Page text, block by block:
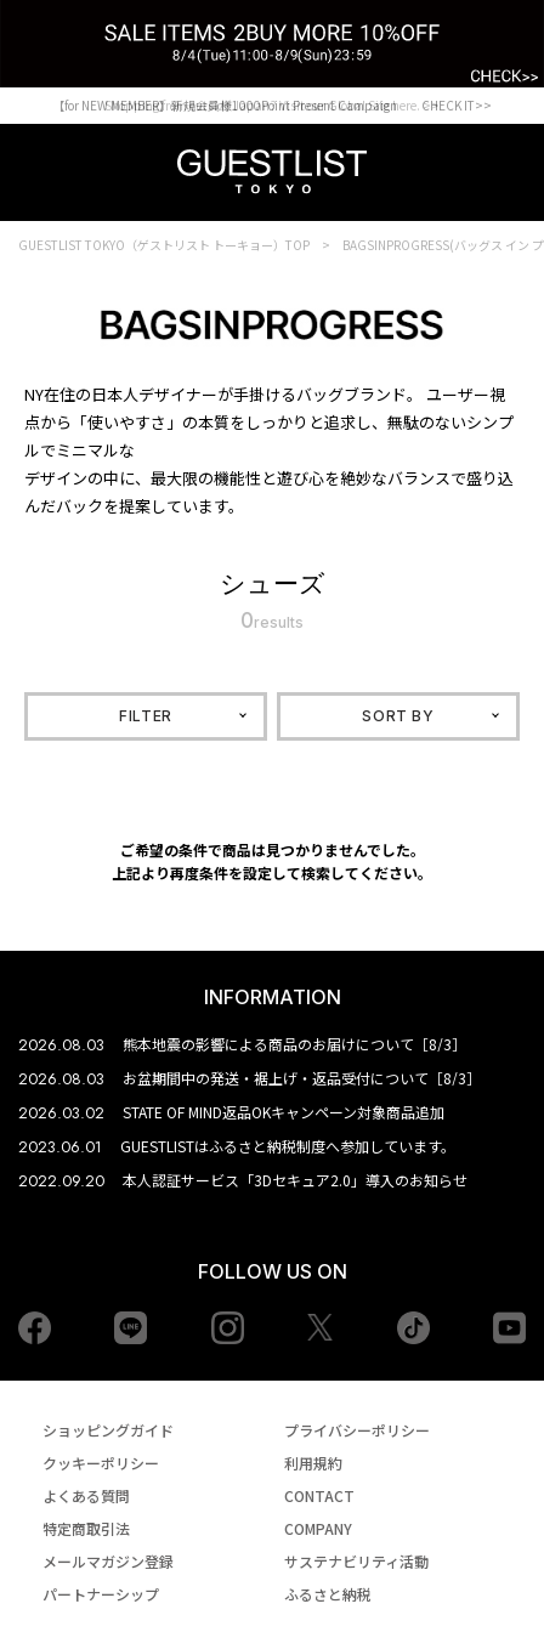
Shopping from outside Japan? Visit our Global Site here. >>
【for NEW MEMBER】新規会員様1000Point Present Campaign CHECK IT>>
GUESTLIST TOKYO（ゲストリスト トーキョー）TOP BAGSINPROGRESS(バッグス イン
NY在住の日本人デザイナーが手掛けるバッグブランド。 ユーザー視
点から「使いやすさ」の本質をしっかりと追求し、無駄のないシンプ
ルでミニマルな
デザインの中に、最大限の機能性と遊び心を絶妙なバランスで盛り込
んだバックを提案しています。
シューズ
0results
FILTER SORT BY
ご希望の条件で商品は見つかりませんでした。
上記より再度条件を設定して検索してください。
INFORMATION
2026.08.03 熊本地震の影響による商品のお届けについて［8/3］
2026.08.03 お盆期間中の発送・裾上げ・返品受付について［8/3］
2026.03.02 STATE OF MIND返品OKキャンペーン対象商品追加
2023.06.01 GUESTLISTはふるさと納税制度へ参加しています。
2022.09.20 本人認証サービス「3Dセキュア2.0」導入のお知らせ
FOLLOW US ON
Facebook Instagram tiktok
ショッピングガイド
プライバシーポリシー
クッキーポリシー
利用規約
よくある質問
CONTACT
特定商取引法
COMPANY
メールマガジン登録
サステナビリティ活動
パートナーシップ
ふるさと納税